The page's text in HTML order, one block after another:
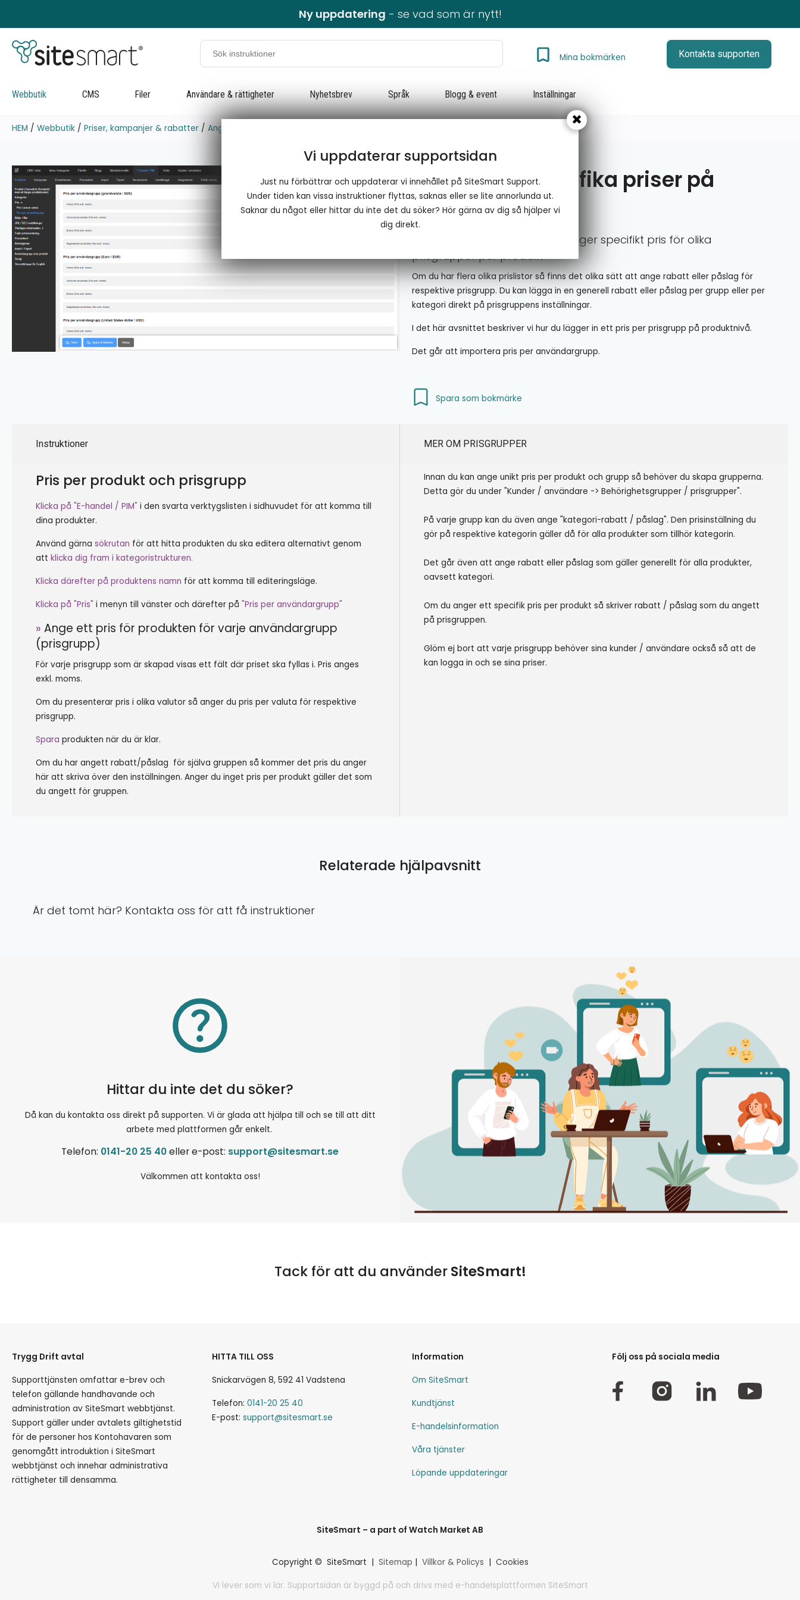
Ny uppdatering - se vad som är nytt!
Mina bokmärken Kontakta supporten
Webbutik CMS Filer Användare & rättigheter Nyhetsbrev Språk Blogg & event Inställningar
HEM / Webbutik / Priser, kampanjer & rabatter / Ange kundspecifika priser på produkter
Ange kundspecifika priser på
produkter
​Avsnittet handlar om hur du anger specifikt pris för olika
prisgrupper per produkt
Om du har flera olika prislistor så finns det olika sätt att ange rabatt eller påslag för
respektive prisgrupp. Du kan lägga in en generell rabatt eller påslag per grupp eller per
kategori direkt på prisgruppens inställningar.
I det här avsnittet beskriver vi hur du lägger in ett pris per prisgrupp på produktnivå.
Det går att importera pris per användargrupp.
Spara som bokmärke
Instruktioner
Pris per produkt och prisgrupp
Klicka på "E-handel / PIM" i den svarta verktygslisten i sidhuvudet för att komma till
dina produkter.
Använd gärna sökrutan för att hitta produkten du ska editera alternativt genom
att klicka dig fram i kategoristrukturen.
Klicka därefter på produktens namn för att komma till editeringsläge.
Klicka på "Pris" i menyn till vänster och därefter på "Pris per användargrupp"
» Ange ett pris för produkten för varje användargrupp
(prisgrupp)
För varje prisgrupp som är skapad visas ett fält där priset ska fyllas i. Pris anges
exkl. moms.
Om du presenterar pris i olika valutor så anger du pris per valuta för respektive
prisgrupp.
Spara produkten när du är klar.
Om du har angett rabatt/påslag för själva gruppen så kommer det pris du anger
här att skriva över den inställningen. Anger du inget pris per produkt gäller det som
du angett för gruppen.
MER OM PRISGRUPPER
Innan du kan ange unikt pris per produkt och grupp så behöver du skapa grupperna.
Detta gör du under "Kunder / användare -> Behörighetsgrupper / prisgrupper".
På varje grupp kan du även ange "kategori-rabatt / påslag". Den prisinställning du
gör på respektive kategorin gäller då för alla produkter som tillhör kategorin.
Det går även att ange rabatt eller påslag som gäller generellt för alla produkter,
oavsett kategori.
Om du anger ett specifik pris per produkt så skriver rabatt / påslag som du angett
på prisgruppen.
Glöm ej bort att varje prisgrupp behöver sina kunder / användare också så att de
kan logga in och se sina priser.
Relaterade hjälpavsnitt
Är det tomt här? Kontakta oss för att få instruktioner
Hittar du inte det du söker?
Då kan du kontakta oss direkt på supporten. Vi är glada att hjälpa till och se till att ditt
arbete med plattformen går enkelt.
Telefon: 0141-20 25 40eller e-post: support@sitesmart.se
Välkommen att kontakta oss!
Tack för att du använderSiteSmart!
Trygg Drift avtal
Supporttjänsten omfattar e-brev och
telefon gällande handhavande och
administration av SiteSmart webbtjänst.
Support gäller under avtalets giltighetstid
för de personer hos Kontohavaren som
genomgått introduktion i SiteSmart
webbtjänst och innehar administrativa
rättigheter till densamma.
HITTA TILL OSS
Snickarvägen 8, 592 41 Vadstena
Telefon: 0141-20 25 40
E-post: support@sitesmart.se
Information
Om SiteSmart
Kundtjänst
E-handelsinformation
Våra tjänster
Löpande uppdateringar
Följ oss på sociala media
SiteSmart – a part of Watch Market AB
Copyright © SiteSmart | Sitemap | Villkor & Policys | Cookies
Vi lever som vi lär. Supportsidan är byggd på och drivs med e-handelsplattformen SiteSmart
Vi uppdaterar supportsidan
Just nu förbättrar och uppdaterar vi innehållet på SiteSmart Support.
Under tiden kan vissa instruktioner flyttas, saknas eller se lite annorlunda ut.
Saknar du något eller hittar du inte det du söker? Hör gärna av dig så hjälper vi
dig direkt.